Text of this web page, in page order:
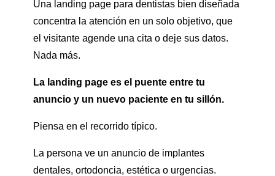
Una landing page para dentistas bien diseñada
concentra la atención en un solo objetivo, que
el visitante agende una cita o deje sus datos.
Nada más.
La landing page es el puente entre tu
anuncio y un nuevo paciente en tu sillón.
Piensa en el recorrido típico.
La persona ve un anuncio de implantes
dentales, ortodoncia, estética o urgencias.